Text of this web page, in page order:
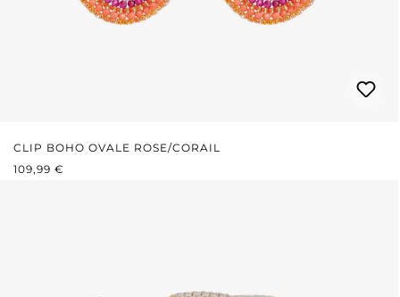
CLIP BOHO OVALE ROSE/CORAIL
PRIX RÉGULIER :
109,99 €